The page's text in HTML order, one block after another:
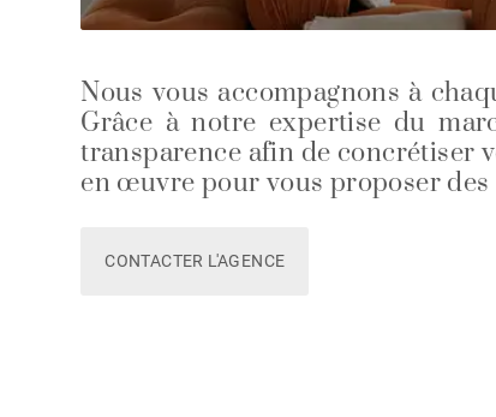
Nous vous accompagnons à
Grâce à notre expertise du
transparence afin de concrétiser
en œuvre pour vous proposer
CONTACTER L'AGENCE